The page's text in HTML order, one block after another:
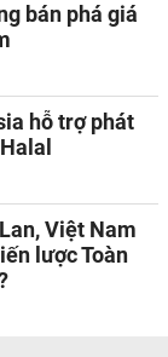
bán phá giá
hỗ trợ phát
Việt Nam
lược Toàn